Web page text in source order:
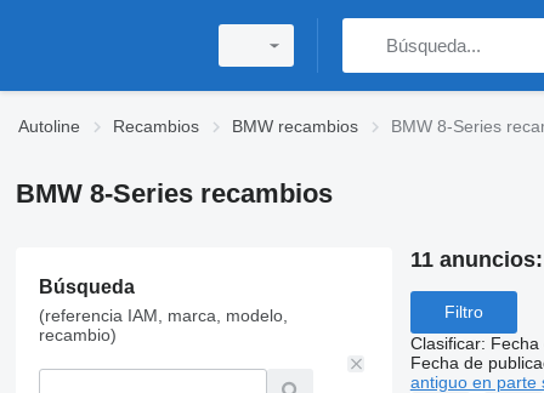
Autoline Recambios BMW recambios BMW 8-Series
BMW 8-Series recambios
Búsqueda
(referencia IAM, marca, modelo,
recambio)
11 anuncios:
Filtro
Clasificar: Fecha
Fecha de
antiguo en parte